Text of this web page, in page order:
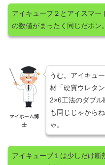
アイキューブ２とアイスマー
の数値がまったく同じだポン。
マイホーム博
士
うむ。アイキュ
材「硬質ウレタ
2×6工法のダブ
も同じじゃから
ゃ。
アイキューブ１は少しだけ断